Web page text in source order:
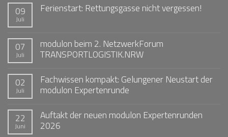
09
Juli
Ferienstart: Rettungsgasse nicht vergessen!
07
Juli
modulon beim 2. NetzwerkForum
TRANSPORTLOGISTIK.NRW
02
Juli
Fachwissen kompakt: Gelungener Neustart der
modulon Expertenrunde
22
Juni
Auftakt der neuen modulon Expertenrunden
2026